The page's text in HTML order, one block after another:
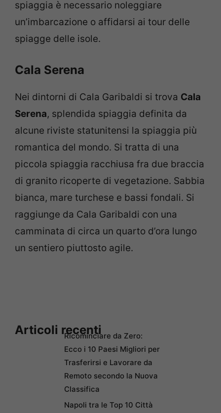
spiaggia è necessario noleggiare
un’imbarcazione o affidarsi ai tour delle
spiagge delle isole.
Cala Serena
Nei dintorni di Cala Garibaldi si trova Cala
Serena, splendida spiaggia definita da
alcune riviste statunitensi la spiaggia più
romantica del mondo. Si tratta di una
piccola spiaggia racchiusa fra due braccia
di granito ricoperte di vegetazione. Sabbia
bianca, mare turchese e bassi fondali. Si
raggiunge da Cala Garibaldi con una
camminata di circa un quarto d’ora lungo
un sentiero piuttosto agile.
Articoli recentiRicominciare da Zero:
Ecco i 10 Paesi Migliori per
Trasferirsi e Lavorare da
Remoto secondo la Nuova
Classifica
Napoli tra le Top 10 Città